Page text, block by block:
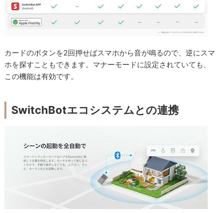
カードのボタンを2回押せばスマホから音が鳴るので、逆にスマ
ホを探すこともできます。マナーモードに設定されていても、
この機能は有効です。
SwitchBotエコシステムとの連携